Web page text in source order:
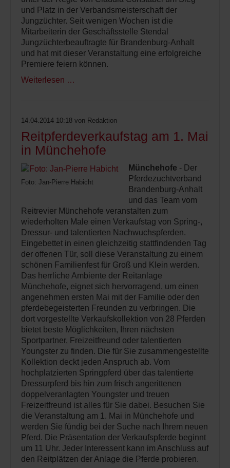
und Platz in der Verbandsmeisterschaft der
Jungzüchter. Seit wenigen Wochen ist die
Mitarbeiterin der Geschäftsstelle Stendal
Jungzüchterbeauftragte für Brandenburg-Anhalt
und hat mit dieser Veranstaltung eine erfolgreiche
Premiere feiern können.
Weiterlesen …
14.04.2014 10:18 von Redaktion
Reitpferdeverkaufstag am 1. Mai
in Münchehofe
Foto: Jan-Pierre Habicht
Münchehofe - Der
Pferdezuchtverband
Brandenburg-Anhalt
und das Team vom
Reitrevier Münchehofe veranstalten zum
wiederholten Male einen Verkaufstag von Spring-,
Dressur- und talentierten Nachwuchspferden.
Eingebettet in einen gleichzeitig stattfindenden Tag
der offenen Tür, soll diese Veranstaltung zu einem
schönen Familienfest für Groß und Klein werden.
Das herrliche Ambiente der Reitanlage
Münchehofe, eignet sich hervorragend, um einen
angenehmen ersten Mai mit der Familie oder den
pferdebegeisterten Freunden zu verbringen. Die
dort vorgestellte Verkaufskollektion von 28 Pferden
bietet beste Möglichkeiten, Ihren nächsten
Sportpartner, Freizeitfreund oder talentierten
Youngster zu finden. Die für Sie zusammengestellte
Kollektion deckt jeden Anspruch ab. Vom
hochplatzierten Springpferd über das talentierte
Dressurpferd bis hin zum frisch angerittenen
doppelveranlagten Youngster und treuen
Freizeitfreund ist alles für Sie dabei. Besuchen Sie
die Veranstaltung am 1. Mai in Münchehofe und
werden Sie fündig bei der Suche nach Ihrem neuen
Pferd. Die Präsentation der Verkaufspferde beginnt
um 11 Uhr. Jeder Interessent kann im Anschluss auf
den Reitplätzen der Anlage die Pferde probieren.